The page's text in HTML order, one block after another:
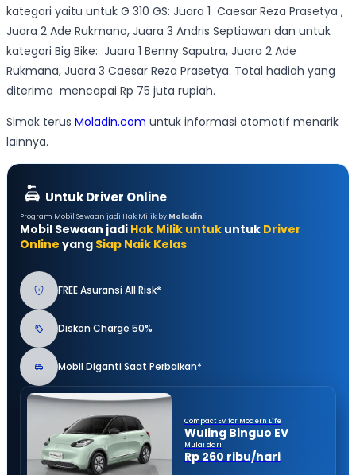
kategori yaitu untuk G 310 GS: Juara 1 Caesar Reza Prasetya ,
Juara 2 Ade Rukmana, Juara 3 Andris Septiawan dan untuk
kategori Big Bike: Juara 1 Benny Saputra, Juara 2 Ade
Rukmana, Juara 3 Caesar Reza Prasetya. Total hadiah yang
diterima mencapai Rp 75 juta rupiah.
Simak terus Moladin.com untuk informasi otomotif menarik
lainnya.
Untuk Driver Online
Program Mobil Sewaan jadi Hak Milik by Moladin
Mobil Sewaan jadi Hak Milik untuk untuk Driver
Online yang Siap Naik Kelas
FREE Asuransi All Risk*
Diskon Charge 50%
Mobil Diganti Saat Perbaikan*
Compact EV for Modern Life
Wuling Binguo EV
Mulai dari
Rp 260 ribu/hari